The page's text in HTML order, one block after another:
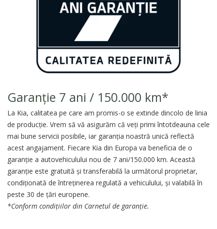
Garanție 7 ani / 150.000 km*
La Kia, calitatea pe care am promis-o se extinde dincolo de linia
de producţie. Vrem să vă asigurăm că veţi primi întotdeauna cele
mai bune servicii posibile, iar garanţia noastră unică reflectă
acest angajament. Fiecare Kia din Europa va beneficia de o
garanţie a autovehiculului nou de 7 ani/150.000 km. Această
garanţie este gratuită şi transferabilă la următorul proprietar,
condiţionată de întreţinerea regulată a vehiculului, şi valabilă în
peste 30 de ţări europene.
*Conform condiţiilor din Carnetul de garanţie.